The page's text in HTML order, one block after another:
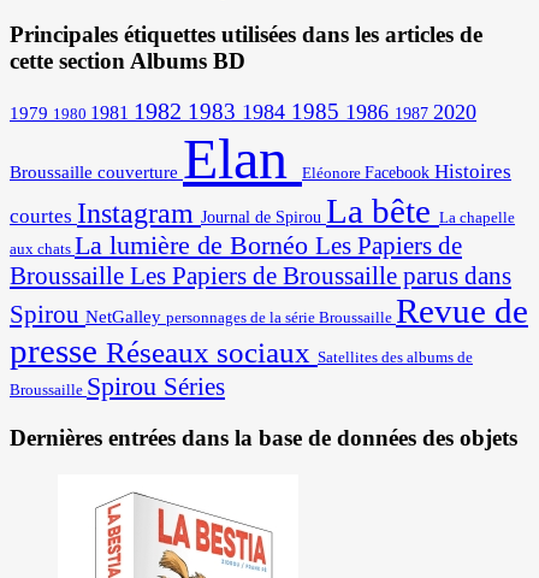
Principales étiquettes utilisées dans les articles de
cette section Albums BD
1979 1980 1981 1982 1983 1984 1985 1986 1987 2020
Broussaille couverture Elan Eléonore Facebook Histoires
courtes Instagram Journal de Spirou La bête La chapelle
aux chats La lumière de Bornéo Les Papiers de
Broussaille Les Papiers de Broussaille parus dans
Spirou NetGalley personnages de la série Broussaille Revue de
presse Réseaux sociaux Satellites des albums de
Broussaille Spirou Séries
Dernières entrées dans la base de données des objets